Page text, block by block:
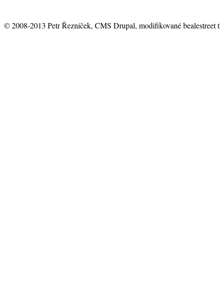
© 2008-2013 Petr Řezníček, CMS Drupal, modifikované bealestreet